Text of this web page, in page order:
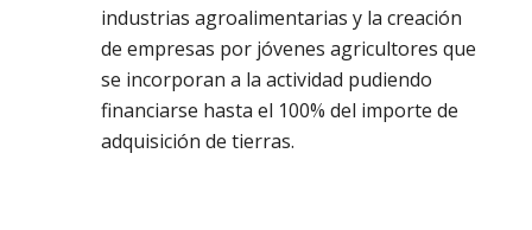
industrias agroalimentarias y la creación
de empresas por jóvenes agricultores que
se incorporan a la actividad pudiendo
financiarse hasta el 100% del importe de
adquisición de tierras.